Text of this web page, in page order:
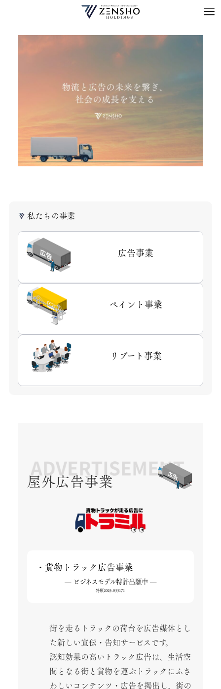
私たちの事業
広告事業
ペイント事業
リブート事業
屋外広告事業
・貨物トラック広告事業
— ビジネスモデル特許出願中 —
特願2025-033171
街を走るトラックの荷台を広告媒体とし
た新しい宣伝・告知サービスです。
認知効果の高いトラック広告は、生活空
間となる街と貨物を運ぶトラックにふさ
わしいコンテンツ・広告を掲出し、街の